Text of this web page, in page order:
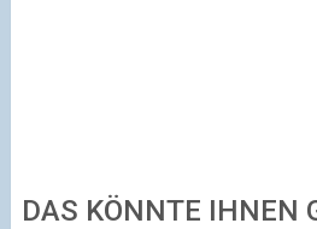
DAS KÖNNTE IHNEN